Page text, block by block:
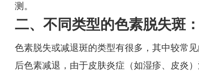
测。
二、不同类型的色素脱失斑
色素脱失或减退斑的类型有很多，其中较常
后色素减退，由于皮肤炎症（如湿疹、皮炎